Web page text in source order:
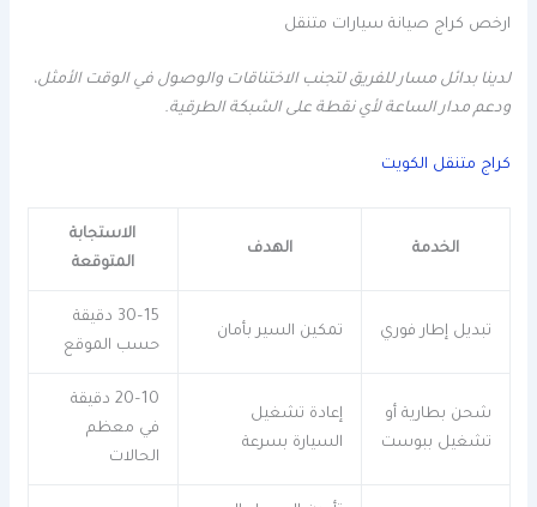
ارخص كراج صيانة سيارات متنقل
لدينا بدائل مسار للفريق لتجنب الاختناقات والوصول في الوقت الأمثل،
ودعم مدار الساعة لأي نقطة على الشبكة الطرقية.
كراج متنقل الكويت
الخدمة الهدف
الاستجابة
المتوقعة
تبديل إطار فوري تمكين السير بأمان
15–30 دقيقة
حسب الموقع
شحن بطارية أو
تشغيل ببوست
إعادة تشغيل
السيارة بسرعة
10–20 دقيقة
في معظم
الحالات